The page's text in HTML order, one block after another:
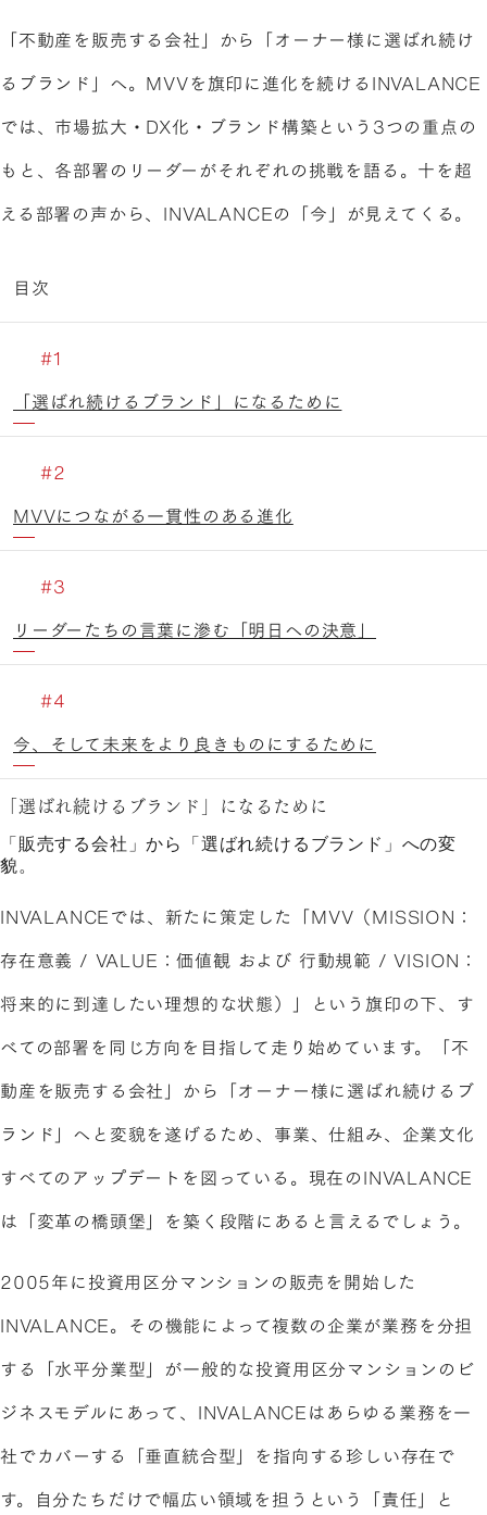
「不動産を販売する会社」から「オーナー様に選ばれ続け
るブランド」へ。MVVを旗印に進化を続けるINVALANCE
では、市場拡大・DX化・ブランド構築という3つの重点の
もと、各部署のリーダーがそれぞれの挑戦を語る。十を超
える部署の声から、INVALANCEの「今」が見えてくる。
目次
「選ばれ続けるブランド」になるために
MVVにつながる一貫性のある進化
リーダーたちの言葉に滲む「明日への決意」
今、そして未来をより良きものにするために
「選ばれ続けるブランド」になるために
「販売する会社」から「選ばれ続けるブランド」への変
貌。
INVALANCEでは、新たに策定した「MVV（MISSION：
存在意義 / VALUE：価値観 および 行動規範 / VISION：
将来的に到達したい理想的な状態）」という旗印の下、す
べての部署を同じ方向を目指して走り始めています。「不
動産を販売する会社」から「オーナー様に選ばれ続けるブ
ランド」へと変貌を遂げるため、事業、仕組み、企業文化
すべてのアップデートを図っている。現在のINVALANCE
は「変革の橋頭堡」を築く段階にあると言えるでしょう。
2005年に投資用区分マンションの販売を開始した
INVALANCE。その機能によって複数の企業が業務を分担
する「水平分業型」が一般的な投資用区分マンションのビ
ジネスモデルにあって、INVALANCEはあらゆる業務を一
社でカバーする「垂直統合型」を指向する珍しい存在で
す。自分たちだけで幅広い領域を担うという「責任」と